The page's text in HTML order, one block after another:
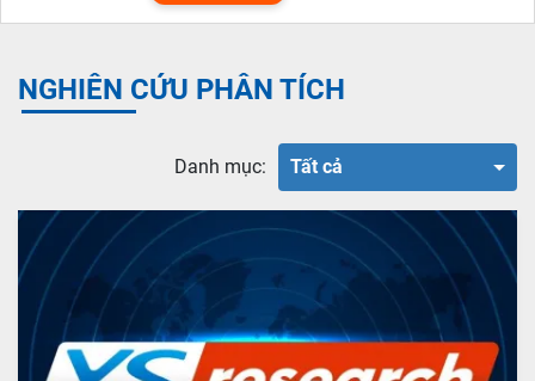
NGHIÊN CỨU PHÂN TÍCH
Danh mục: Tất cả